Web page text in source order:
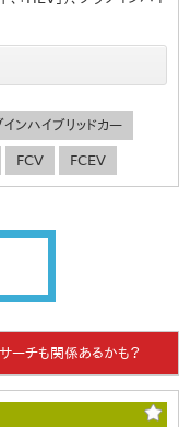
ンハイブリッドカー
FCV FCEV
ーチも関係あるかも？